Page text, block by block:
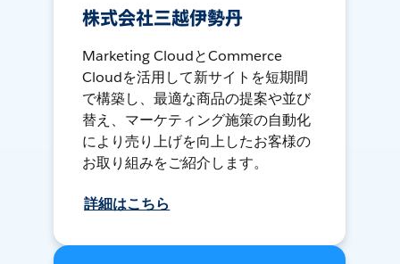
株式会社三越伊勢丹
Marketing CloudとCommerce
Cloudを活用して新サイトを短期間
で構築し、最適な商品の提案や並び
替え、マーケティング施策の自動化
により売り上げを向上したお客様の
お取り組みをご紹介します。
詳細はこちら